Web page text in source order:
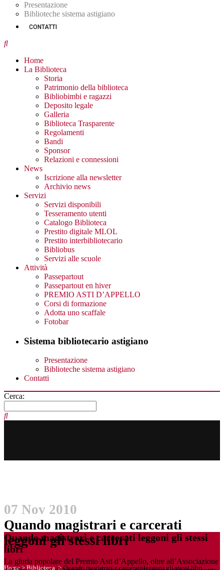
Presentazione
Biblioteche sistema astigiano
CONTATTI
Home
La Biblioteca
Storia
Patrimonio della biblioteca
Bibliobimbi e ragazzi
Deposito legale
Galleria
Biblioteca Trasparente
Regolamenti
Bandi
Sponsor
Relazioni e connessioni
News
Iscrizione alla newsletter
Archivio news
Servizi
Servizi disponibili
Tesseramento utenti
Catalogo Biblioteca
Prestito digitale MLOL
Prestito interbibliotecario
Bibliobus
Servizi alle scuole
Attività
Passepartout
Passepartout en hiver
PREMIO ASTI D’APPELLO
Corsi di formazione
Adotta uno scaffale
Fotobar
Sistema bibliotecario astigiano
Presentazione
Biblioteche sistema astigiano
Contatti
Cerca:
Quando magistrari e carcerati leggoni gli stessi
libri
Home>Biblioteca >Quando magistrari e carcerati leggoni gli stessi libri
07 Nov 2010
Quando magistrari e carcerati
leggoni gli stessi libri
La giuria popolare del Premio Asti d’Appello, oltre all’Associazione